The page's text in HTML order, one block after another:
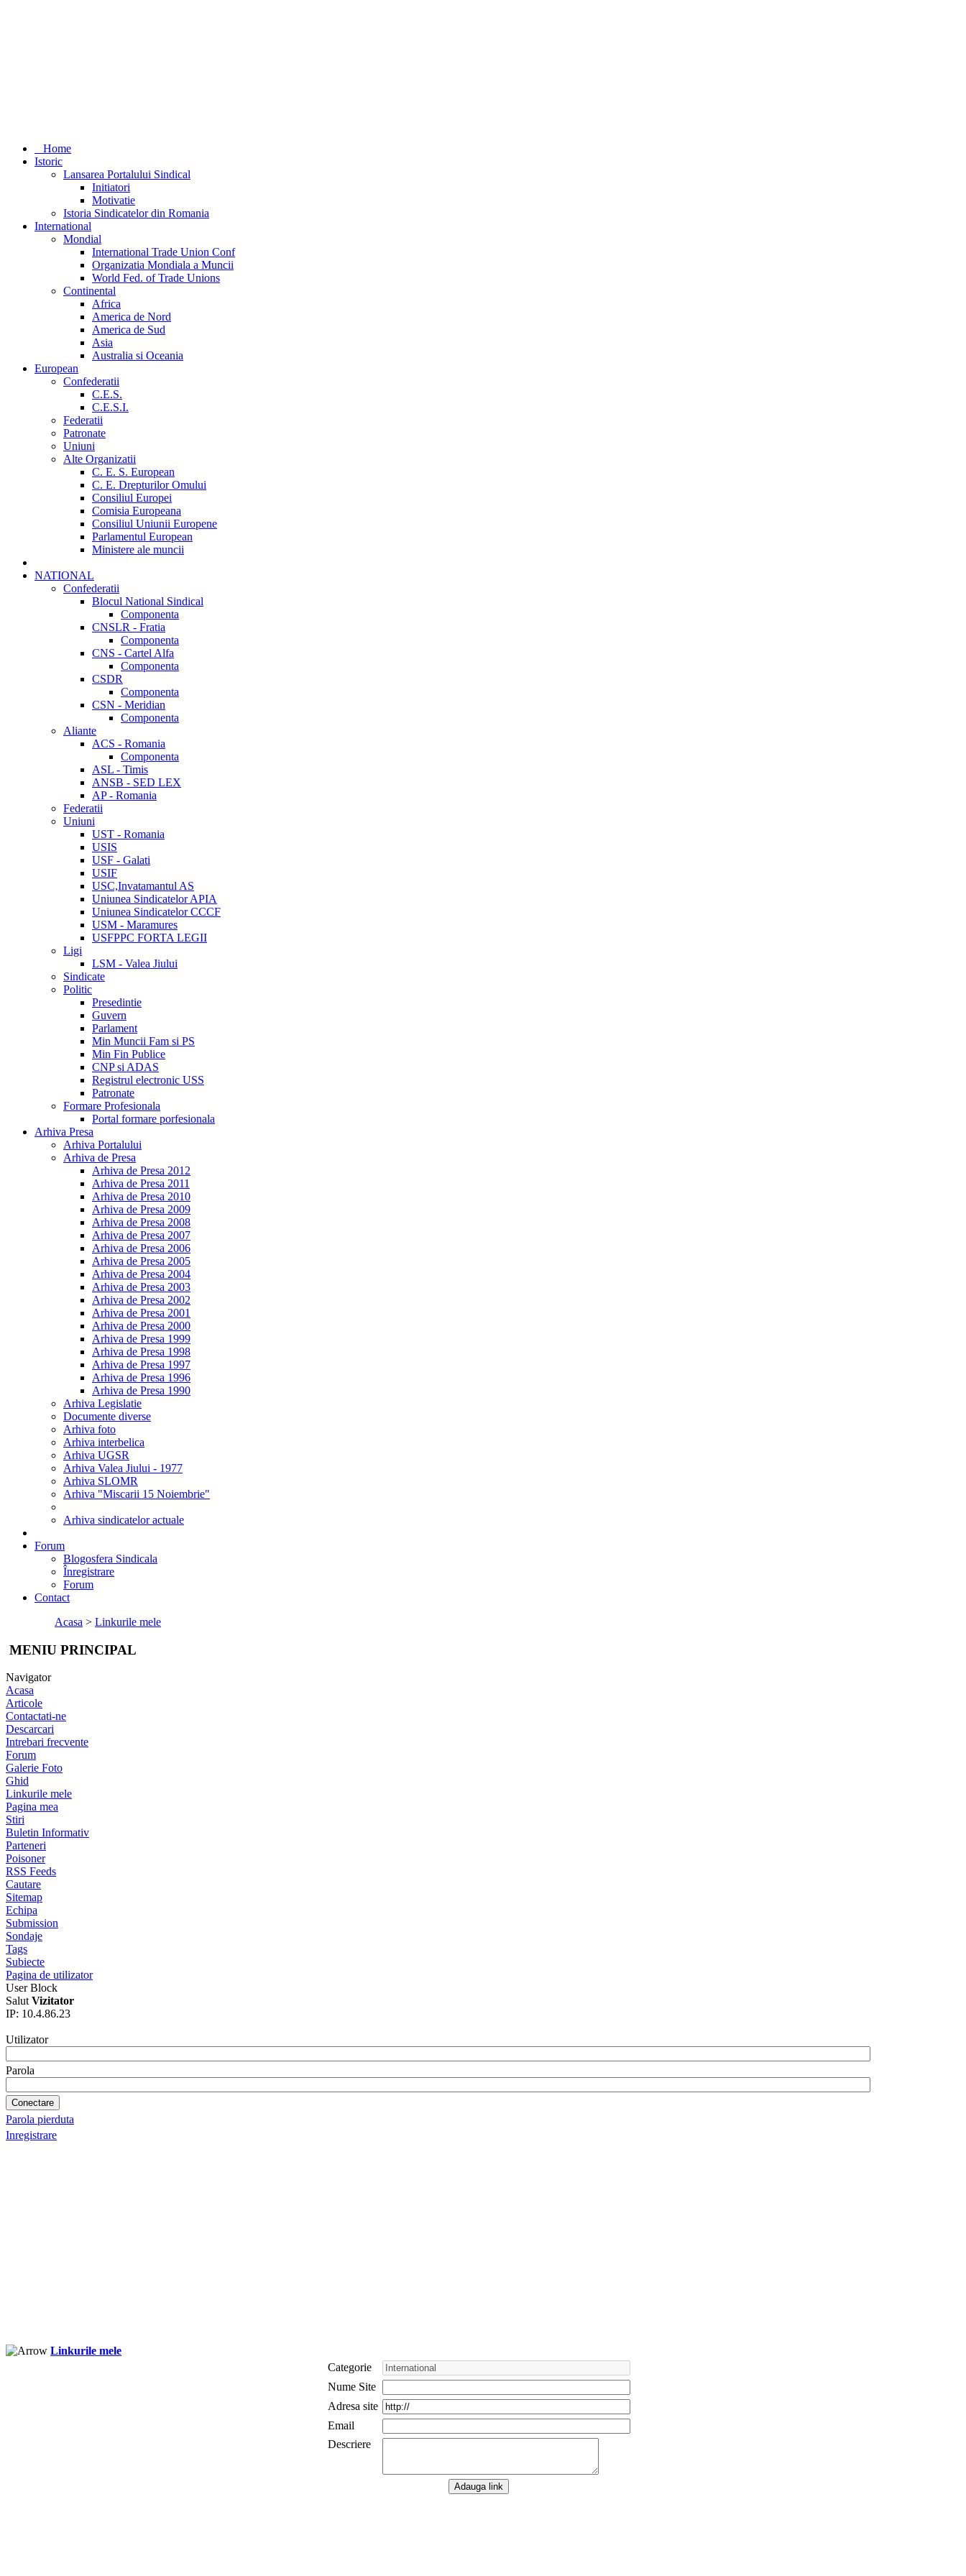
Home
Istoric
Lansarea Portalului Sindical
Initiatori
Motivatie
Istoria Sindicatelor din Romania
International
Mondial
International Trade Union Conf
Organizatia Mondiala a Muncii
World Fed. of Trade Unions
Continental
Africa
America de Nord
America de Sud
Asia
Australia si Oceania
European
Confederatii
C.E.S.
C.E.S.I.
Federatii
Patronate
Uniuni
Alte Organizatii
C. E. S. European
C. E. Drepturilor Omului
Consiliul Europei
Comisia Europeana
Consiliul Uniunii Europene
Parlamentul European
Ministere ale muncii
NATIONAL
Confederatii
Blocul National Sindical
Componenta
CNSLR - Fratia
Componenta
CNS - Cartel Alfa
Componenta
CSDR
Componenta
CSN - Meridian
Componenta
Aliante
ACS - Romania
Componenta
ASL - Timis
ANSB - SED LEX
AP - Romania
Federatii
Uniuni
UST - Romania
USIS
USF - Galati
USIF
USC,Invatamantul AS
Uniunea Sindicatelor APIA
Uniunea Sindicatelor CCCF
USM - Maramures
USFPPC FORTA LEGII
Ligi
LSM - Valea Jiului
Sindicate
Politic
Presedintie
Guvern
Parlament
Min Muncii Fam si PS
Min Fin Publice
CNP si ADAS
Registrul electronic USS
Patronate
Formare Profesionala
Portal formare porfesionala
Arhiva Presa
Arhiva Portalului
Arhiva de Presa
Arhiva de Presa 2012
Arhiva de Presa 2011
Arhiva de Presa 2010
Arhiva de Presa 2009
Arhiva de Presa 2008
Arhiva de Presa 2007
Arhiva de Presa 2006
Arhiva de Presa 2005
Arhiva de Presa 2004
Arhiva de Presa 2003
Arhiva de Presa 2002
Arhiva de Presa 2001
Arhiva de Presa 2000
Arhiva de Presa 1999
Arhiva de Presa 1998
Arhiva de Presa 1997
Arhiva de Presa 1996
Arhiva de Presa 1990
Arhiva Legislatie
Documente diverse
Arhiva foto
Arhiva interbelica
Arhiva UGSR
Arhiva Valea Jiului - 1977
Arhiva SLOMR
Arhiva "Miscarii 15 Noiembrie"
Arhiva sindicatelor actuale
Forum
Blogosfera Sindicala
Înregistrare
Forum
Contact
Acasa > Linkurile mele
MENIU PRINCIPAL
Navigator
Acasa
Articole
Contactati-ne
Descarcari
Intrebari frecvente
Forum
Galerie Foto
Ghid
Linkurile mele
Pagina mea
Stiri
Buletin Informativ
Parteneri
Poisoner
RSS Feeds
Cautare
Sitemap
Echipa
Submission
Sondaje
Tags
Subiecte
Pagina de utilizator
User Block
Salut Vizitator
IP: 10.4.86.23
Utilizator
Parola
Parola pierduta
Inregistrare
Linkurile mele
Categorie
Nume Site
Adresa site
Email
Descriere